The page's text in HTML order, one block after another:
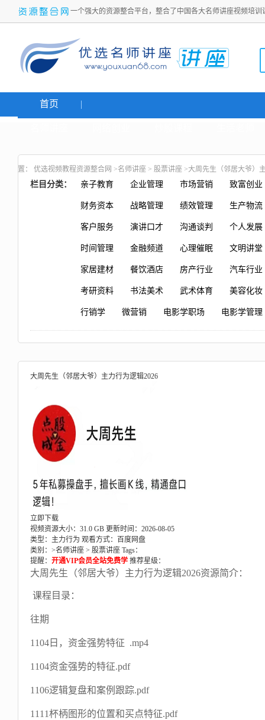
一个强大的资源整合平台，整合了中国各大名师讲座视频培
首页
置： 优选视频教程资源整合网 >名师讲座 > 股票讲座 >大周先生（邻居大爷）
栏目分类： 亲子教育 企业管理 市场营销 致富创业
财务资本 战略管理 绩效管理 生产物流
客户服务 演讲口才 沟通谈判 个人发展
时间管理 金融频道 心理催眠 文明讲堂
家居建材 餐饮酒店 房产行业 汽车行业
考研资料 书法美术 武术体育 美容化妆
行销学 微营销 电影学职场 电影学管理
大周先生（邻居大爷）主力行为逻辑2026
立即下载
视频资源大小：31.0 GB 更新时间：2026-08-05
类型：主力行为 观看方式：百度网盘
类别：>名师讲座 > 股票讲座 Tags：
提醒： 开通VIP会员全站免费学 推荐星级：
大周先生（邻居大爷）主力行为逻辑2026资源简介：
课程目录：
往期
1104日，资金强势特征 .mp4
1104资金强势的特征.pdf
1106逻辑复盘和案例跟踪.pdf
1111杯柄图形的位置和买点特征.pdf